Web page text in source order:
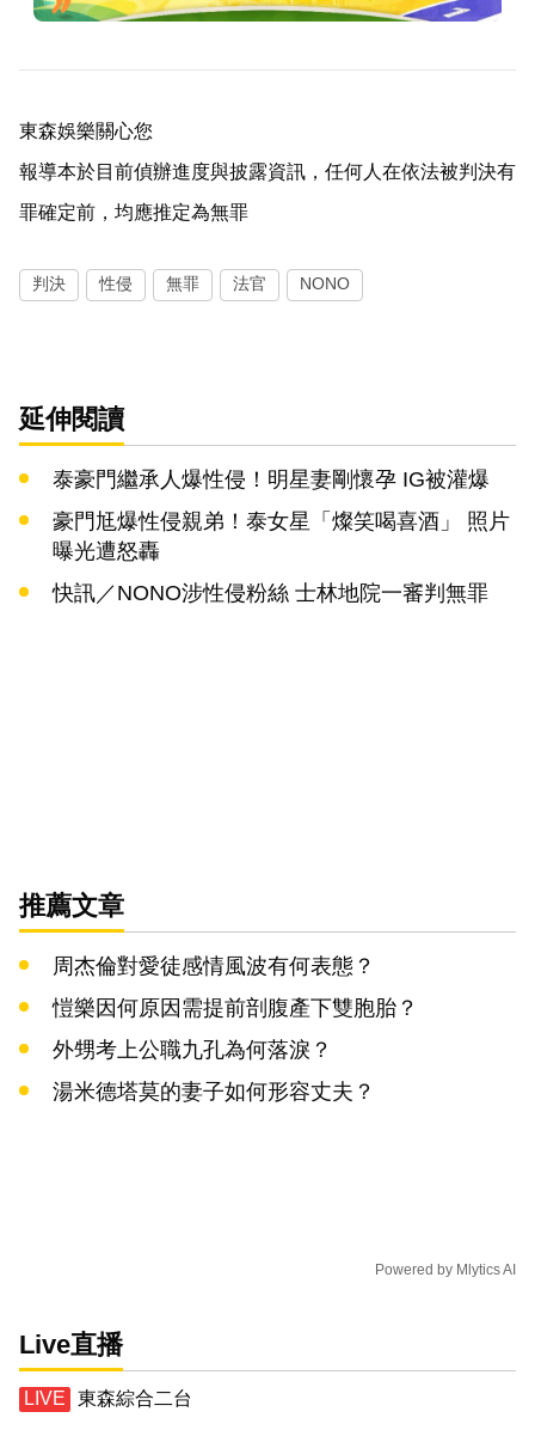
東森娛樂關心您
報導本於目前偵辦進度與披露資訊，任何人在依法被判決有
罪確定前，均應推定為無罪
判決 性侵 無罪 法官 NONO
延伸閱讀
泰豪門繼承人爆性侵！明星妻剛懷孕 IG被灌爆
豪門尪爆性侵親弟！泰女星「燦笑喝喜酒」 照片
曝光遭怒轟
快訊／NONO涉性侵粉絲 士林地院一審判無罪
推薦文章
周杰倫對愛徒感情風波有何表態？
愷樂因何原因需提前剖腹產下雙胞胎？
外甥考上公職九孔為何落淚？
湯米德塔莫的妻子如何形容丈夫？
Powered by Mlytics AI
Live直播
東森綜合二台